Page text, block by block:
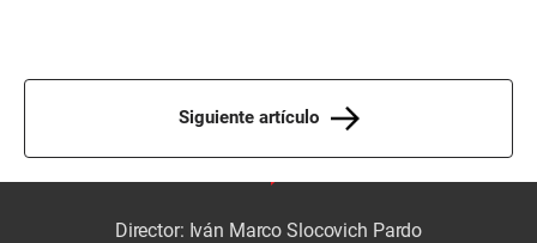
Siguiente artículo
Director: Iván Marco Slocovich Pardo